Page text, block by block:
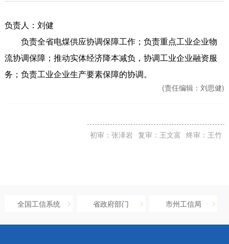
负责人：刘健
负责全省电煤供应协调保障工作；负责重点工业企业物
流协调保障；推动实体经济降本减负，协调工业企业融资服
务；负责工业企业生产要素保障的协调。
(责任编辑：刘思健)
初审：张泽岩 复审：王文富 终审：王竹
全国工信系统 省政府部门 市州工信局